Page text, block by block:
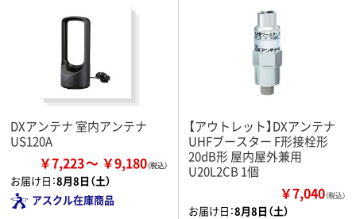
DXアンテナ 室内アンテナ
US120A
￥7,223 ￥9,180
お届け日：8月8日（土）
アスクル在庫商品
【アウトレット】DXアンテナ
UHFブースター F形接栓形
20dB形 屋内屋外兼用
U20L2CB 1個
￥7,040（税込）
お届け日：8月8日（土）